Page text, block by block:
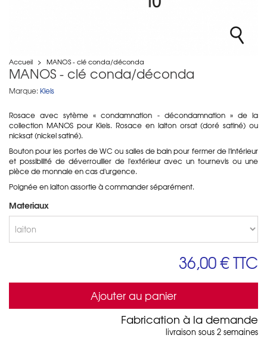
Accueil > MANOS - clé conda/déconda
MANOS - clé conda/déconda
Marque: Kleis
Rosace avec sytème« condamnation - décondamnation » de la
collection MANOS pour Kleis. Rosace en laiton orsat (doré satiné) ou
nicksat (nickel satiné).
Bouton pour les portes de WC ou salles de bain pour fermer de l'intérieur
et possibilité de déverrouiller de l'extérieur avec un tournevis ou une
pièce de monnaie en cas d'urgence.
Poignée en laiton assortie à commander séparément.
Materiaux
36,00 €TTC
Ajouter au panier
Fabrication à la demande
livraison sous 2 semaines